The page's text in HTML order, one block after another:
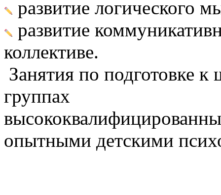
развитие логического
развитие
коллективе.
Занятия по подготовке
группах
опытными детскими